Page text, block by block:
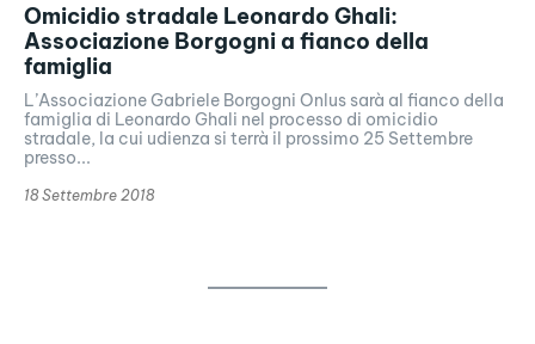
Omicidio stradale Leonardo Ghali:
Associazione Borgogni a fianco della
famiglia
L’Associazione Gabriele Borgogni Onlus sarà al fianco della
famiglia di Leonardo Ghali nel processo di omicidio
stradale, la cui udienza si terrà il prossimo 25 Settembre
presso...
18 Settembre 2018